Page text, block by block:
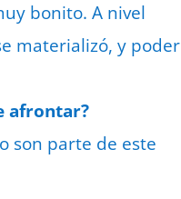
bonito. A nivel
materializó, y poder
afrontar?
son parte de este